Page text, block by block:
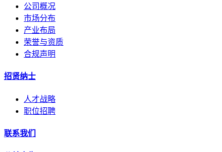
公司概况
市场分布
产业布局
荣誉与资质
合规声明
招贤纳士
人才战略
职位招聘
联系我们